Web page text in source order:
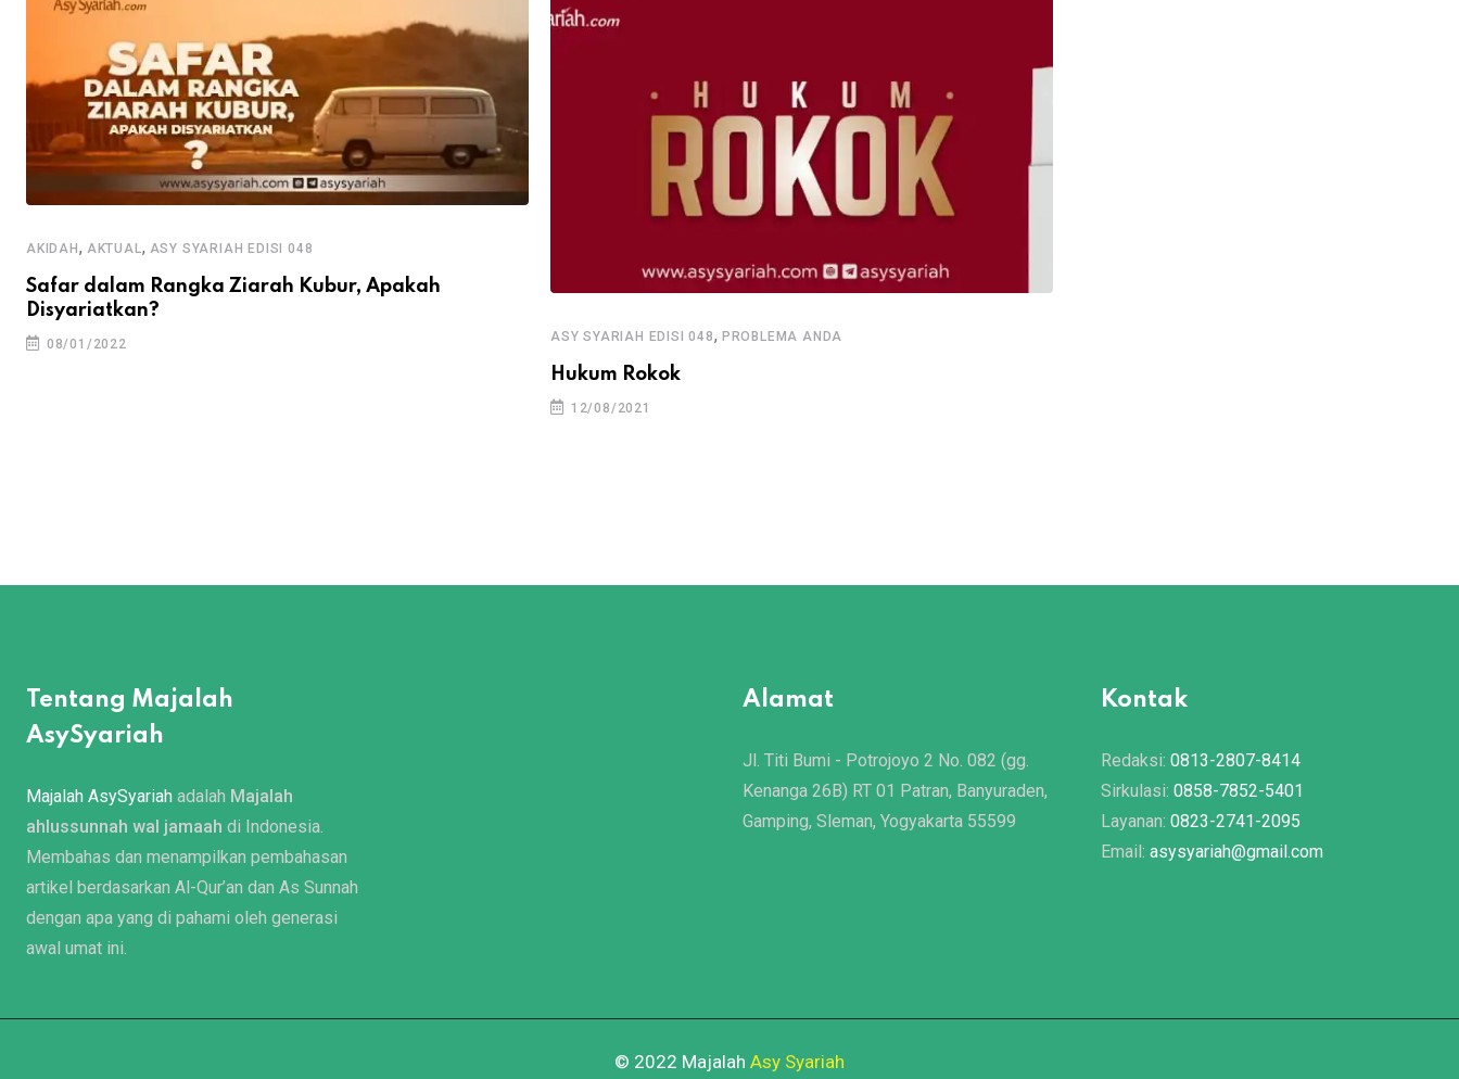
AKIDAH, AKTUAL, ASY SYARIAH EDISI 048
Safar dalam Rangka Ziarah Kubur, Apakah
Disyariatkan?
08/01/2022 ASY SYARIAH EDISI 048, PROBLEMA ANDA
Hukum Rokok
12/08/2021
Tentang Majalah
AsySyariah
Majalah AsySyariah adalah Majalah
ahlussunnah wal jamaah di Indonesia.
Membahas dan menampilkan pembahasan
artikel berdasarkan Al-Qur’an dan As Sunnah
dengan apa yang di pahami oleh generasi
awal umat ini.
Alamat
Jl. Titi Bumi - Potrojoyo 2 No. 082 (gg.
Kenanga 26B) RT 01 Patran, Banyuraden,
Gamping, Sleman, Yogyakarta 55599
Kontak
Redaksi: 0813-2807-8414
Sirkulasi: 0858-7852-5401
Layanan: 0823-2741-2095
Email: asysyariah@gmail.com
© 2022 Majalah Asy Syariah